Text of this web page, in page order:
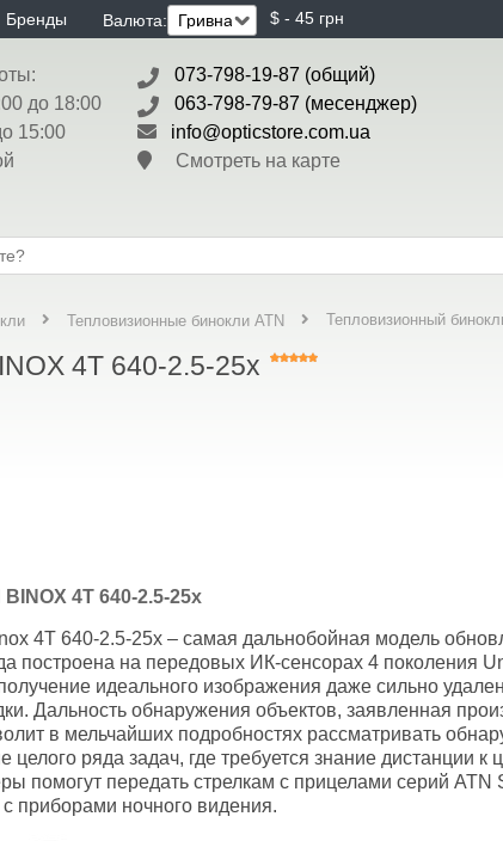
Бренды Валюта: $ - 45 грн
до 18:00
15:00
073-798-19-87 (общий)
063-798-79-87 (месенджер)
info@opticstore.com.ua
Смотреть на карте
Тепловизионные бинокли ATN Тепловизионный
4T 640-2.5-25x
4T 640-2.5-25x
4T 640-2.5-25x – самая дальнобойная модель
построена на передовых ИК-сенсорах 4 поколения
идеального изображения даже сильно
Дальность обнаружения объектов, заявленная
в мельчайших подробностях рассматривать
целого ряда задач, где требуется знание дистанции
помогут передать стрелкам с прицелами серий
приборами ночного видения.